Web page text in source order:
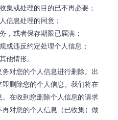
集或处理的目的已不再必要；
信息处理的同意；
，或者保存期限已届满；
或违反约定处理个人信息；
他情形。
对您的个人信息进行删除。出
删除您的个人信息。我们将在
在收到您删除个人信息的请求
对您的个人信息（已收集）做